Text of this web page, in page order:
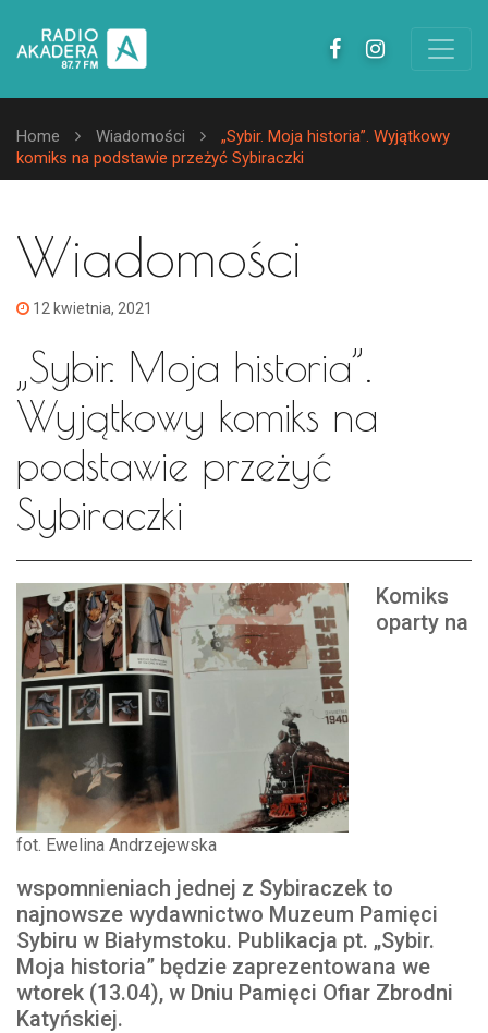
Home Wiadomości
„Sybir. Moja historia”. Wyjątkowy
komiks na podstawie przeżyć Sybiraczki
Wiadomości
12 kwietnia, 2021
„Sybir. Moja historia”.
Wyjątkowy komiks na
podstawie przeżyć
Sybiraczki
fot. Ewelina Andrzejewska
Komiks
oparty na
wspomnieniach jednej z Sybiraczek to
najnowsze wydawnictwo Muzeum Pamięci
Sybiru w Białymstoku. Publikacja pt. „Sybir.
Moja historia” będzie zaprezentowana we
wtorek (13.04), w Dniu Pamięci Ofiar Zbrodni
Katyńskiej.